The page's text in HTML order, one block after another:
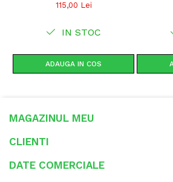
115,00 Lei
IN STOC
ADAUGA IN COS
MAGAZINUL MEU
CLIENTI
DATE COMERCIALE